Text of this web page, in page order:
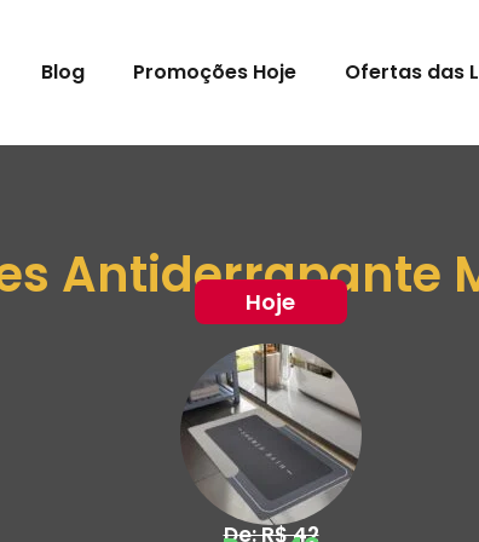
Blog Promoções Hoje Ofertas das
Antiderrapante
Hoje
De: R$ 42